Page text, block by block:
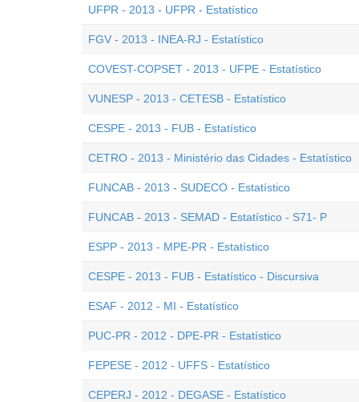
UFPR - 2013 - UFPR - Estatístico
FGV - 2013 - INEA-RJ - Estatístico
COVEST-COPSET - 2013 - UFPE - Estatístico
VUNESP - 2013 - CETESB - Estatístico
CESPE - 2013 - FUB - Estatístico
CETRO - 2013 - Ministério das Cidades - Estatístico
FUNCAB - 2013 - SUDECO - Estatístico
FUNCAB - 2013 - SEMAD - Estatístico - S71- P
ESPP - 2013 - MPE-PR - Estatístico
CESPE - 2013 - FUB - Estatístico - Discursiva
ESAF - 2012 - MI - Estatístico
PUC-PR - 2012 - DPE-PR - Estatístico
FEPESE - 2012 - UFFS - Estatístico
CEPERJ - 2012 - DEGASE - Estatístico